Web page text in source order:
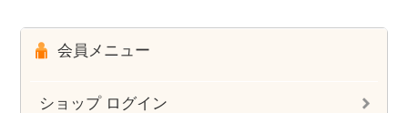
会員メニュー
ショップ ログイン